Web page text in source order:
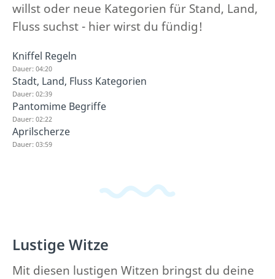
willst oder neue Kategorien für Stand, Land,
Fluss suchst - hier wirst du fündig!
Kniffel Regeln
Dauer: 04:20
Stadt, Land, Fluss Kategorien
Dauer: 02:39
Pantomime Begriffe
Dauer: 02:22
Aprilscherze
Dauer: 03:59
Lustige Witze
Mit diesen lustigen Witzen bringst du deine